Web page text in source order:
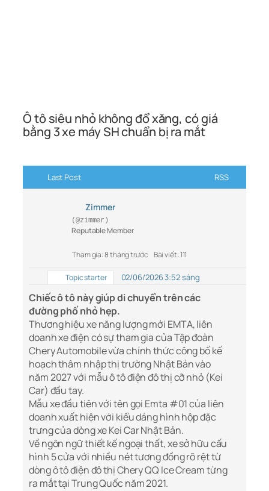
Ô tô siêu nhỏ không đổ xăng, có giá
bằng 3 xe máy SH chuẩn bị ra mắt
Last Post RSS
Zimmer
(@zimmer)
Reputable Member
Tham gia: 8 tháng trước Bài viết: 111
Topic starter 02/06/2026 3:52 sáng
Chiếc ô tô này giúp di chuyển trên các
đường phố nhỏ hẹp.
Thương hiệu xe năng lượng mới EMTA, liên
doanh xe điện có sự tham gia của Tập đoàn
Chery Automobile vừa chính thức công bố kế
hoạch thâm nhập thị trường Nhật Bản vào
năm 2027 với mẫu ô tô điện đô thị cỡ nhỏ (Kei
Car) đầu tay.
Mẫu xe đầu tiên với tên gọi Emta #01 của liên
doanh xuất hiện với kiểu dáng hình hộp đặc
trưng của dòng xe Kei Car Nhật Bản.
Về ngôn ngữ thiết kế ngoại thất, xe sở hữu cấu
hình 5 cửa với nhiều nét tương đồng rõ rệt từ
dòng ô tô điện đô thị Chery QQ Ice Cream từng
ra mắt tại Trung Quốc năm 2021.